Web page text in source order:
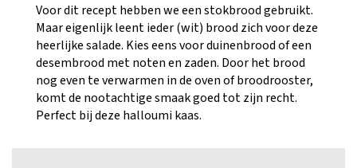
Voor dit recept hebben we een stokbrood gebruikt.
Maar eigenlijk leent ieder (wit) brood zich voor deze
heerlijke salade. Kies eens voorduinenbroodof een
desembrood met noten en zaden. Door het brood
nog even te verwarmen in de oven of broodrooster,
komt de nootachtige smaak goed tot zijn recht.
Perfect bij deze halloumi kaas.